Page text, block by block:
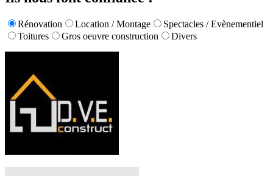
Rénovation Location / Montage
Spectacles / Evènementiel
Toitures
Gros oeuvre construction Divers